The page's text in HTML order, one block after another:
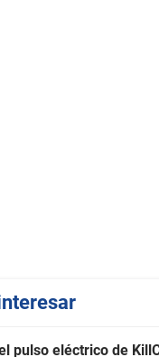
pulso eléctrico de